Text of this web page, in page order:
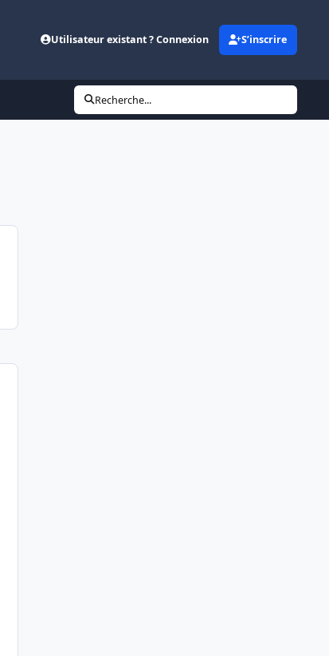
Utilisateur existant ? Connexion S’inscrire
Recherche...